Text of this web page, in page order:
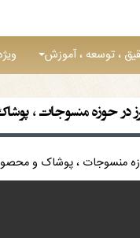
، توسعه ، آموزش
در حوزه منسوجات ،
حوزه منسوجات ، پوشاک و